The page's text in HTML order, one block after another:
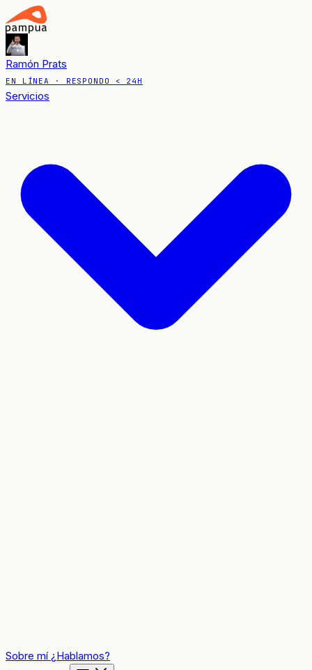
Ramón Prats
EN LÍNEA · RESPONDO < 24H
Servicios
Sobre mí ¿Hablamos?